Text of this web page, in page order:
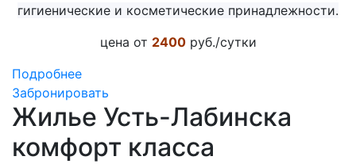
гигиенические и косметические принадлежности.
цена от 2400руб./сутки
Подробнее
Забронировать
Жилье Усть-Лабинска
комфорт класса